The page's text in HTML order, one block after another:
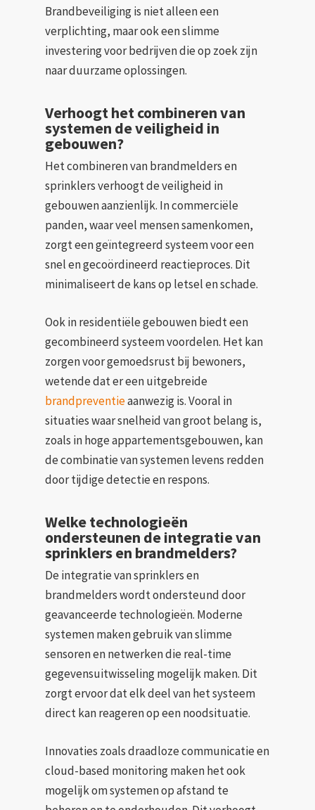
Brandbeveiliging is niet alleen een
verplichting, maar ook een slimme
investering voor bedrijven die op zoek zijn
naar duurzame oplossingen.
Verhoogt het combineren van
systemen de veiligheid in
gebouwen?
Het combineren van brandmelders en
sprinklers verhoogt de veiligheid in
gebouwen aanzienlijk. In commerciële
panden, waar veel mensen samenkomen,
zorgt een geïntegreerd systeem voor een
snel en gecoördineerd reactieproces. Dit
minimaliseert de kans op letsel en schade.
Ook in residentiële gebouwen biedt een
gecombineerd systeem voordelen. Het kan
zorgen voor gemoedsrust bij bewoners,
wetende dat er een uitgebreide
brandpreventieaanwezig is. Vooral in
situaties waar snelheid van groot belang is,
zoals in hoge appartementsgebouwen, kan
de combinatie van systemen levens redden
door tijdige detectie en respons.
Welke technologieën
ondersteunen de integratie van
sprinklers en brandmelders?
De integratie van sprinklers en
brandmelders wordt ondersteund door
geavanceerde technologieën. Moderne
systemen maken gebruik van slimme
sensoren en netwerken die real-time
gegevensuitwisseling mogelijk maken. Dit
zorgt ervoor dat elk deel van het systeem
direct kan reageren op een noodsituatie.
Innovaties zoals draadloze communicatie en
cloud-based monitoring maken het ook
mogelijk om systemen op afstand te